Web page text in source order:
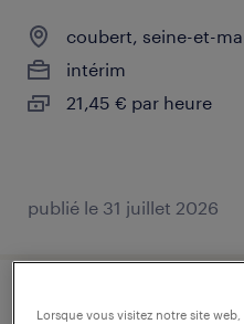
coubert, seine-et-
intérim
21,45 € par heure
publié le 31 juillet 2026
technicien bureau
Lorsque vous visitez notre site